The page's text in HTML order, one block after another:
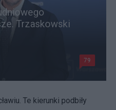
Trzaskowski
79
Te kierunki podbiły